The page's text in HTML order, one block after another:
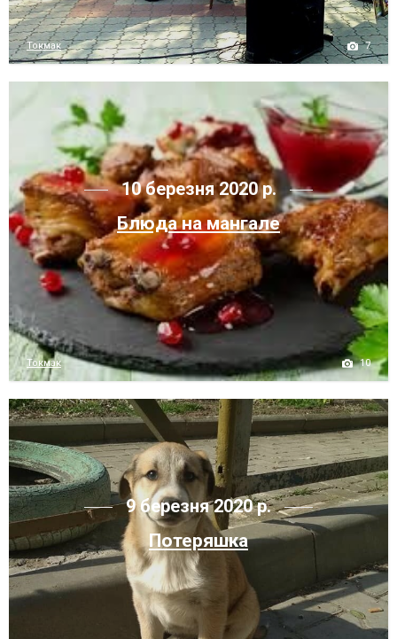
Токмак 7
10 березня 2020 р.
Блюда на мангале
Токмак 10
9 березня 2020 р.
Потеряшка